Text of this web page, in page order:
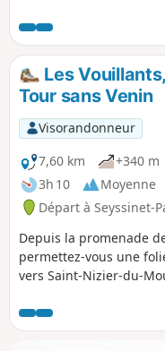
remontée à la Ferme
Résistance et retour
Grenoble et sa vallée.
commune de Fontaine
Les
Tour sans Venin
Visorandonneur
7,60 km
+340 m
3h 10
Moyenne
Départ à Seyssinet-
Depuis la promenade
permettez-vous une
vers Saint-Nizier-du-
Pariset. Vous reviendrez
tramway, aujourd'hui